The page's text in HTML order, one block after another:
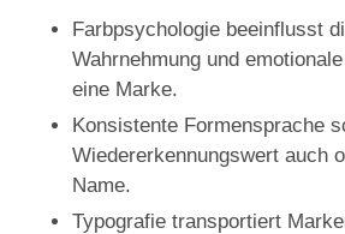
Farbpsychologie beeinflusst
Wahrnehmung und
eine Marke.
Konsistente Formensprache
Wiedererkennungswert auch
Name.
Typografie transportiert